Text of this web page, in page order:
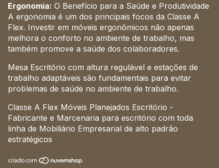
Ergonomia: O Benefício para a Saúde e Produtividade
A ergonomia é um dos principais focos da Classe A
Flex. Investir em móveis ergonômicos não apenas
melhora o conforto no ambiente de trabalho, mas
também promove a saúde dos colaboradores.
Mesa Escritório com altura regulável e estações de
trabalho adaptáveis são fundamentais para evitar
problemas de saúde no ambiente de trabalho.
Classe A Flex Móveis Planejados Escritório -
Fabricante e Marcenaria para escritório com toda
linha de Mobiliário Empresarial de alto padrão
estratégicos